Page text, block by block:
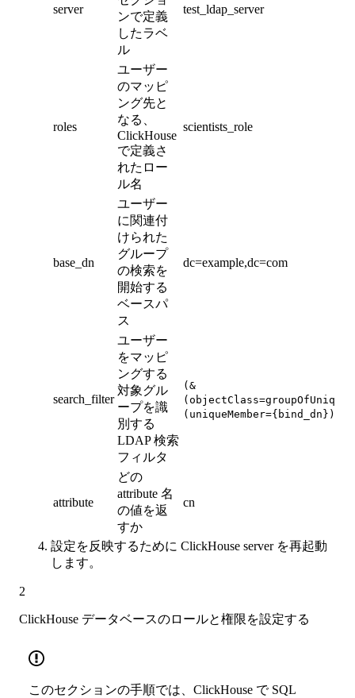
server
ンで定義
したラベ
ル
test_ldap_server
roles
ユーザー
のマッピ
ング先と
なる、
ClickHouse
で定義さ
れたロー
ル名
scientists_role
base_dn
ユーザー
に関連付
けられた
グループ
の検索を
開始する
ベースパ
ス
dc=example,dc=com
search_filter
ユーザー
をマッピ
ングする
対象グル
ープを識
別する
LDAP 検索
フィルタ
(&
(uniqueMember={bind_dn}))
attribute
どの
attribute 名
の値を返
すか
cn
設定を反映するために ClickHouse server を再起動
します。
2
ClickHouse データベースのロールと権限を設定する
このセクションの手順では、ClickHouse で SQL